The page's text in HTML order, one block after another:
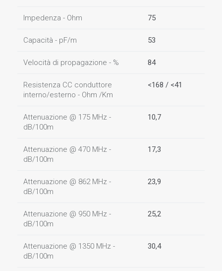
Impedenza - Ohm 75
Capacità - pF/m 53
Velocità di propagazione - % 84
Resistenza CC conduttore
interno/esterno - Ohm /Km
<168 / <41
Attenuazione @ 175 MHz -
dB/100m
10,7
Attenuazione @ 470 MHz -
dB/100m
17,3
Attenuazione @ 862 MHz -
dB/100m
23,9
Attenuazione @ 950 MHz -
dB/100m
25,2
Attenuazione @ 1350 MHz -
dB/100m
30,4